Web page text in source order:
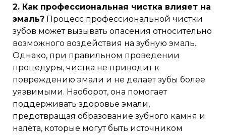
2. Как профессиональная чистка влияет на
эмаль? Процесс профессиональной чистки
зубов может вызывать опасения относительно
возможного воздействия на зубную эмаль.
Однако, при правильном проведении
процедуры, чистка не приводит к
повреждению эмали и не делает зубы более
уязвимыми. Наоборот, она помогает
поддерживать здоровье эмали,
предотвращая образование зубного камня и
налёта, которые могут быть источником